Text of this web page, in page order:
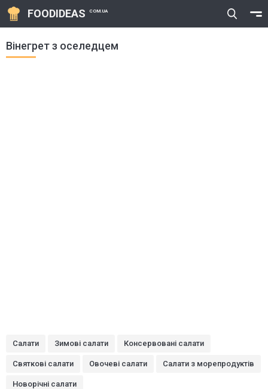
FOODIDEAS COM.UA
Вінегрет з оселедцем
Салати Зимові салати Консервовані салати
Святкові салати Овочеві салати Салати з морепродуктів
Новорічні салати